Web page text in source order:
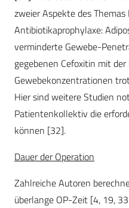
zweier Aspekte des
Antibiotikaprophylaxe:
verminderte Gewebe-
gegebenen Cefoxitin mit
Gewebekonzentrationen
Hier sind weitere Studien
Patientenkollektiv die
können [32].
Dauer der Operation
Zahlreiche Autoren
überlange OP-Zeit [4, 19,